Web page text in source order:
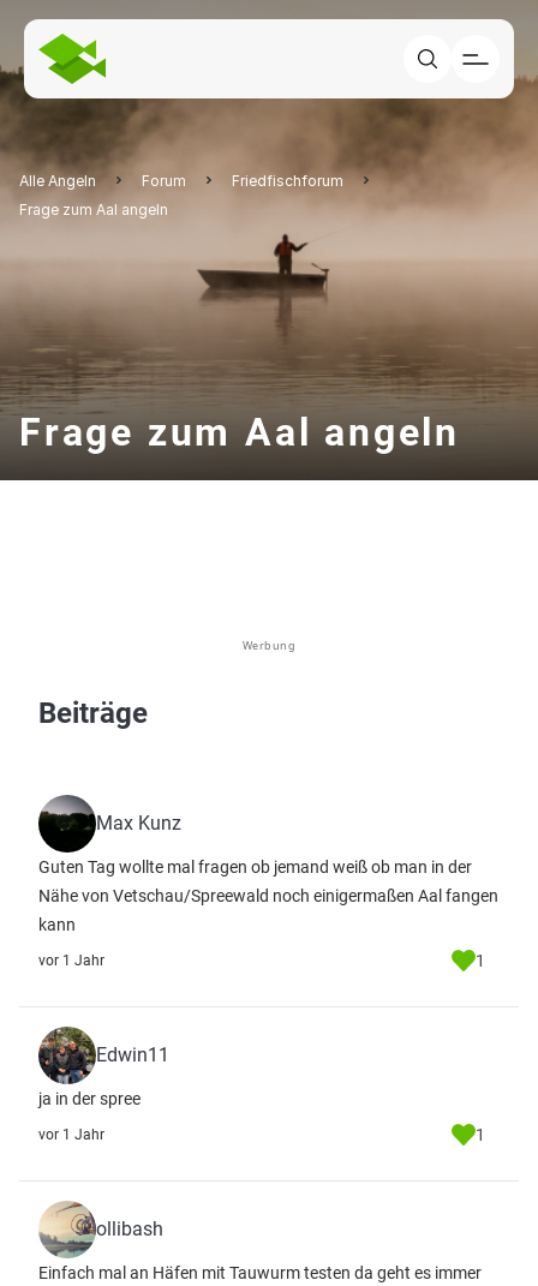
Alle Angeln Forum
Friedfischforum
Frage zum Aal angeln
Frage zum Aal angeln
Werbung
Beiträge
Max Kunz
Guten Tag wollte mal fragen ob jemand weiß ob man in der
Nähe von Vetschau/Spreewald noch einigermaßen Aal fangen
kann
vor 1 Jahr 1
Edwin11
ja in der spree
vor 1 Jahr 1
ollibash
Einfach mal an Häfen mit Tauwurm testen da geht es immer